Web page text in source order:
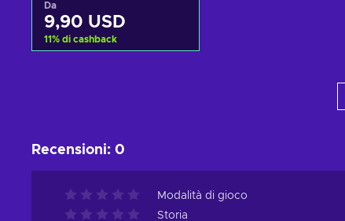
Da
9,90 USD
11% di cashback
Recensioni: 0
Modalità di gioco
Storia